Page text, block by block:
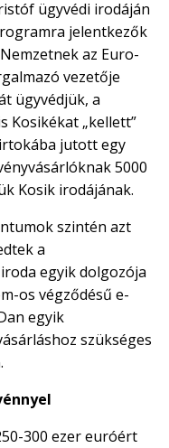
ügyvédi irodáján
jelentkezők
az Euro-
vezetője
ügyvédjük, a
Kosikékat „kellett”
jutott egy
5000
Kosik irodájának.
szintén azt
a
egyik dolgozója
os végződésű e-
egyik
szükséges
300 ezer euróért